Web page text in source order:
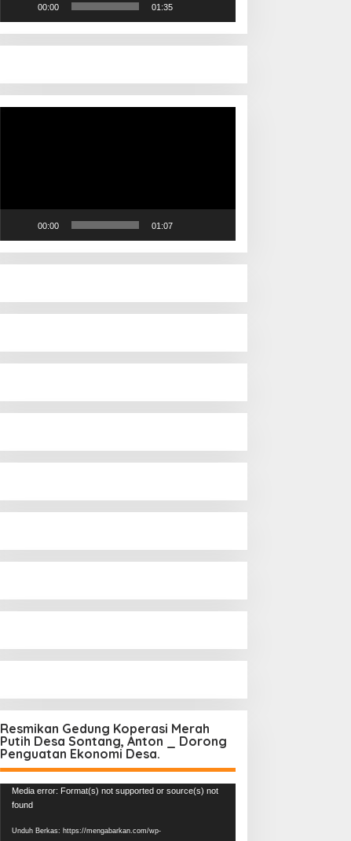
00:00 01:35
00:00 01:07
Resmikan Gedung Koperasi Merah
Putih Desa Sontang, Anton _ Dorong
Penguatan Ekonomi Desa.
Pemutar
Video
Media error: Format(s) not supported or source(s) not
found
Unduh Berkas: https://mengabarkan.com/wp-